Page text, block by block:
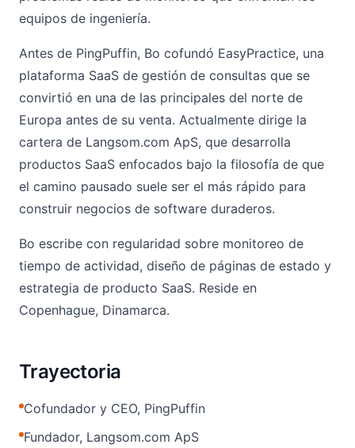
equipos de ingeniería.
Antes de PingPuffin, Bo cofundó EasyPractice, una
plataforma SaaS de gestión de consultas que se
convirtió en una de las principales del norte de
Europa antes de su venta. Actualmente dirige la
cartera de Langsom.com ApS, que desarrolla
productos SaaS enfocados bajo la filosofía de que
el camino pausado suele ser el más rápido para
construir negocios de software duraderos.
Bo escribe con regularidad sobre monitoreo de
tiempo de actividad, diseño de páginas de estado y
estrategia de producto SaaS. Reside en
Copenhague, Dinamarca.
Trayectoria
Cofundador y CEO, PingPuffin
Fundador, Langsom.com ApS